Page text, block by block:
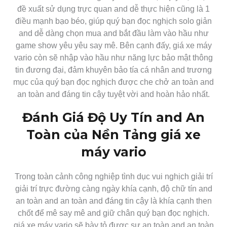
đề xuất sử dụng trực quan and dễ thực hiện cũng là 1
điều mạnh bạo béo, giúp quý bạn đọc nghịch solo giản
and dễ dàng chọn mua and bắt đầu làm vào hầu như
game show yêu yêu say mê. Bên cạnh đấy, giá xe máy
vario còn sẽ nhập vào hầu như năng lực bảo mật thông
tin đương đại, đảm khuyên bảo tía cá nhân and trương
mục của quý bạn đọc nghịch được che chở an toàn and
an toàn and đáng tin cậy tuyệt vời and hoàn hảo nhất.
Đánh Giá Độ Uy Tín and An
Toàn của Nền Tảng giá xe
máy vario
Trong toàn cảnh công nghiệp tình dục vui nghịch giải trí
giải trí trực đường càng ngày khía cạnh, độ chữ tín and
an toàn and an toàn and đáng tin cậy là khía cạnh then
chốt để mê say mê and giữ chân quý bạn đọc nghịch.
giá xe máy vario sẽ bày tỏ được sự an toàn and an toàn